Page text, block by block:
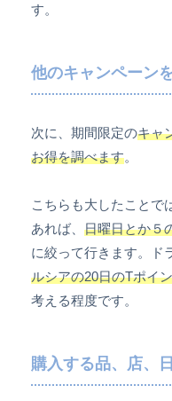
す。
他のキャンペーン
次に、期間限定のキャ
お得を調べます。
こちらも大したことで
あれば、 日曜日とか５
に絞って行きます。ド
ルシアの20日のTポイ
考える程度です。
購入する品、店、